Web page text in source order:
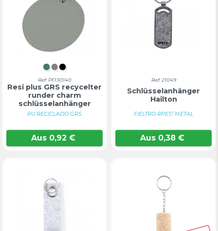
WALDGRÜN
GRAU
TIEFSCHWARZ
Ref: PF130140
Resi plus GRS recycelter
runder charm
schlüsselanhänger
PU RECICLADO GRS
Aus 0,92 €
Ref: 21049
Schlüsselanhänger
Hailton
FIELTRO RPET/ METAL
Aus 0,38 €